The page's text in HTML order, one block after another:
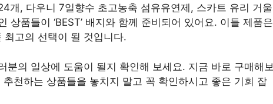
개, 다우니 7일향수 초고농축 섬유유연제, 스카트 유리 거울
상품들이 ‘BEST’ 배지와 함께 준비되어 있어요. 이들 제품은
고의 선택이 될 것입니다.
분의 일상에 도움이 될지 확인해 보세요. 지금 바로 구매해보
천하는 상품들을 놓치지 말고 꼭 확인하시고 좋은 기회 잡